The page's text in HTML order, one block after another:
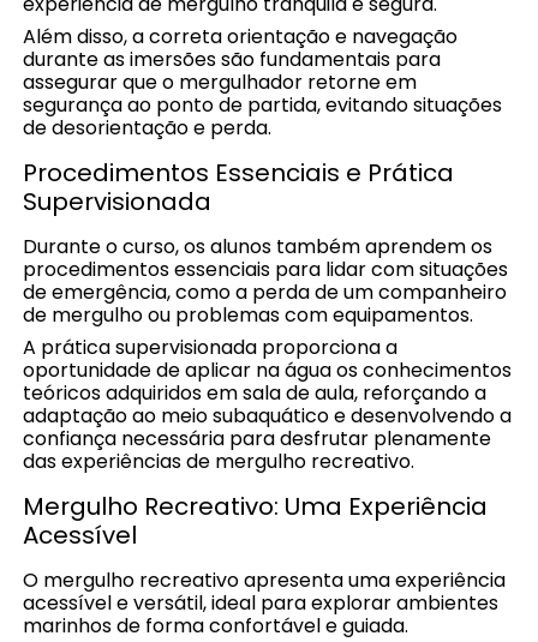
Além disso, a correta orientação e navegação
durante as imersões são fundamentais para
assegurar que o mergulhador retorne em
segurança ao ponto de partida, evitando situações
de desorientação e perda.
Procedimentos Essenciais e Prática
Supervisionada
Durante o curso, os alunos também aprendem os
procedimentos essenciais para lidar com situações
de emergência, como a perda de um companheiro
de mergulho ou problemas com equipamentos.
A prática supervisionada proporciona a
oportunidade de aplicar na água os conhecimentos
teóricos adquiridos em sala de aula, reforçando a
adaptação ao meio subaquático e desenvolvendo a
confiança necessária para desfrutar plenamente
das experiências de mergulho recreativo.
Mergulho Recreativo: Uma Experiência
Acessível
O mergulho recreativo apresenta uma experiência
acessível e versátil, ideal para explorar ambientes
marinhos de forma confortável e guiada.